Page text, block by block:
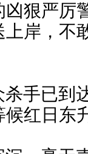
狠严厉
上岸，不
手已到
候红日东